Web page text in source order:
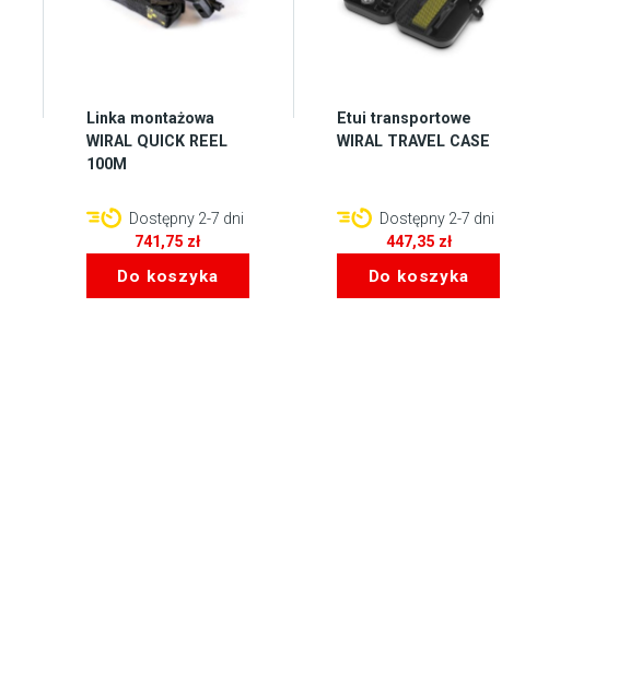
Linka montażowa
WIRAL QUICK REEL
100M
Dostępny 2-7 dni
741,75 zł
Do koszyka
Etui transportowe
WIRAL TRAVEL CASE
Dostępny 2-7 dni
447,35 zł
Do koszyka